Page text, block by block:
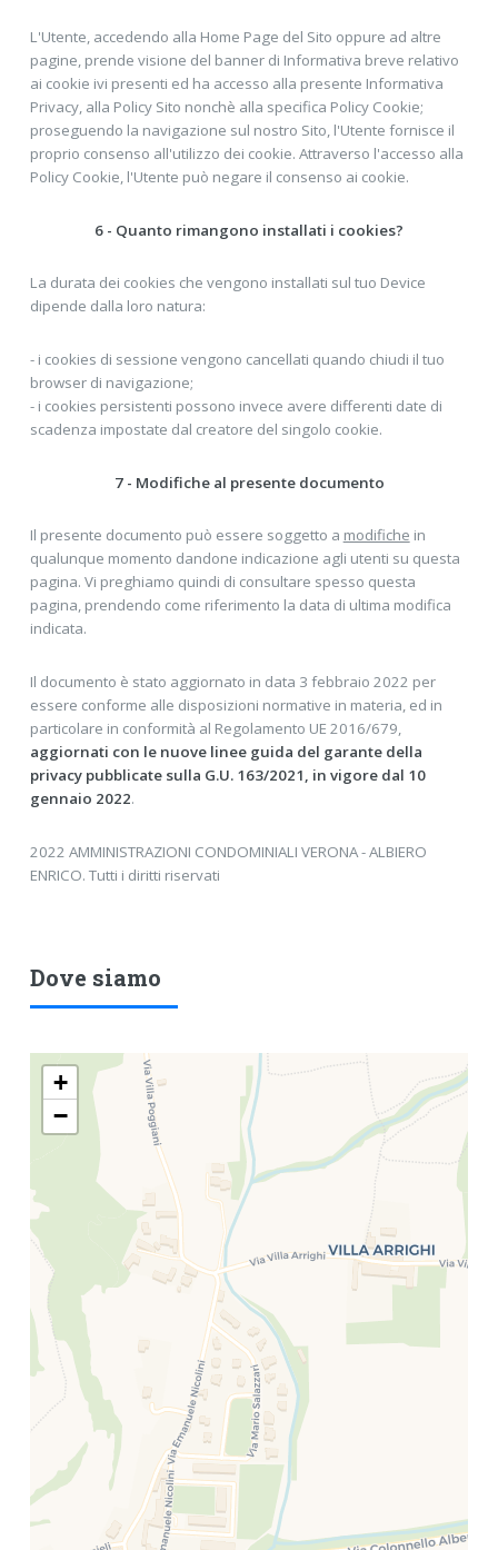
L'Utente, accedendo alla Home Page del Sito oppure ad altre
pagine, prende visione del banner di Informativa breve relativo
ai cookie ivi presenti ed ha accesso alla presente Informativa
Privacy, alla Policy Sito nonchè alla specifica Policy Cookie;
proseguendo la navigazione sul nostro Sito, l'Utente fornisce il
proprio consenso all'utilizzo dei cookie. Attraverso l'accesso alla
Policy Cookie, l'Utente può negare il consenso ai cookie.
6 - Quanto rimangono installati i cookies?
La durata dei cookies che vengono installati sul tuo Device
dipende dalla loro natura:
- i cookies di sessione vengono cancellati quando chiudi il tuo
browser di navigazione;
- i cookies persistenti possono invece avere differenti date di
scadenza impostate dal creatore del singolo cookie.
7 - Modifiche al presente documento
Il presente documento può essere soggetto a modifiche in
qualunque momento dandone indicazione agli utenti su questa
pagina. Vi preghiamo quindi di consultare spesso questa
pagina, prendendo come riferimento la data di ultima modifica
indicata.
Il documento è stato aggiornato in data 3 febbraio 2022 per
essere conforme alle disposizioni normative in materia, ed in
particolare in conformità al Regolamento UE 2016/679,
aggiornati con le nuove linee guida del garante della
privacy pubblicate sulla G.U. 163/2021, in vigore dal 10
gennaio 2022.
2022 AMMINISTRAZIONI CONDOMINIALI VERONA - ALBIERO
ENRICO. Tutti i diritti riservati
Dove siamo
+
−